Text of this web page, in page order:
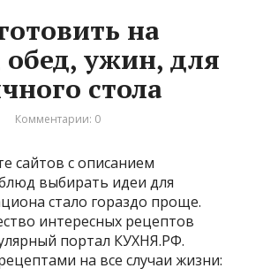
на
обед, ужин, для
стола
Комментарии: 0
сайтов с описанием
выбирать идеи для
стало гораздо проще.
интересных рецептов
портал КУХНЯ.РФ.
на все случаи жизни: